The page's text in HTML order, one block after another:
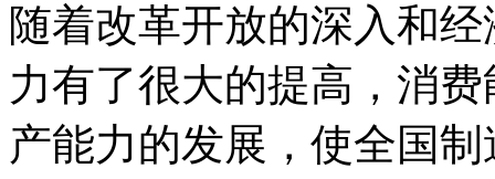
随着改革开放的深入和
力有了很大的提高，消
产能力的发展，使全国